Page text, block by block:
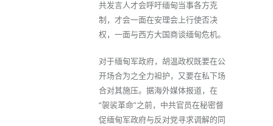
共发言人才会呼吁缅甸当事各方克
制，才会一面在安理会上行使否决
权，一面与西方大国商谈缅甸危机。
对于缅甸军政府，胡温政权既要在公
开场合为之全力袒护，又要在私下场
合对其施压。据海外媒体报道，在
“袈裟革命”之前，中共官员在秘密督
促缅甸军政府与反对党寻求调解的同